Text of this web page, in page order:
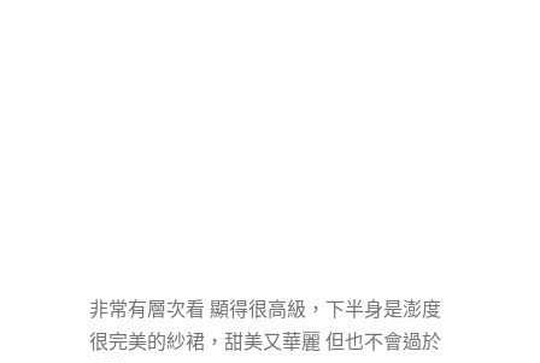
非常有層次看 顯得很高級，下半身是澎度
很完美的紗裙，甜美又華麗 但也不會過於